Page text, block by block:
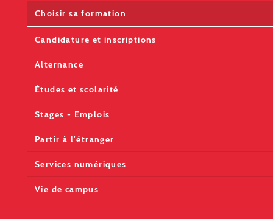
Choisir sa formation
Candidature et inscriptions
Alternance
Études et scolarité
Stages - Emplois
Partir à l'étranger
Services numériques
Vie de campus